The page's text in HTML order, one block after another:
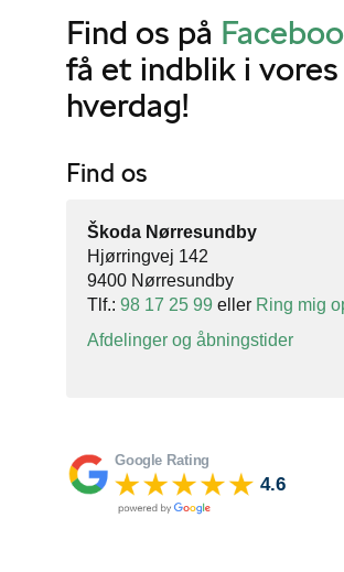
Find os på
få et indblik i vores
hverdag!
Find os
Škoda Nørresundby
Hjørringvej 142
9400 Nørresundby
Tlf.: 98 17 25 99 eller Ring mig
Afdelinger og åbningstider